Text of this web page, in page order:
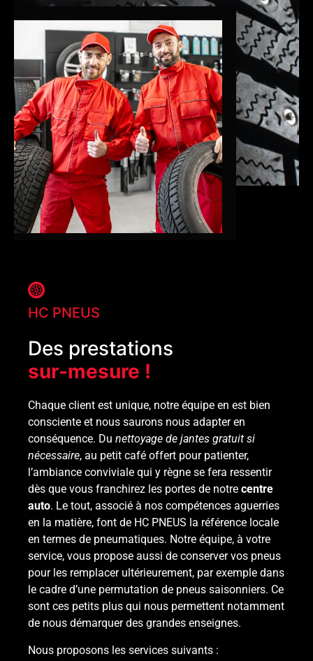
HC PNEUS
Des prestations
sur-mesure !
Chaque client est unique, notre équipe en est bien
consciente et nous saurons nous adapter en
conséquence. Du nettoyage de jantes gratuit si
nécessaire, au petit café offert pour patienter,
l’ambiance conviviale qui y règne se fera ressentir
dès que vous franchirez les portes de notre centre
auto. Le tout, associé à nos compétences aguerries
en la matière, font de HC PNEUS la référence locale
en termes de pneumatiques. Notre équipe, à votre
service, vous propose aussi de conserver vos pneus
pour les remplacer ultérieurement, par exemple dans
le cadre d’une permutation de pneus saisonniers. Ce
sont ces petits plus qui nous permettent notamment
de nous démarquer des grandes enseignes.
Nous proposons les services suivants :